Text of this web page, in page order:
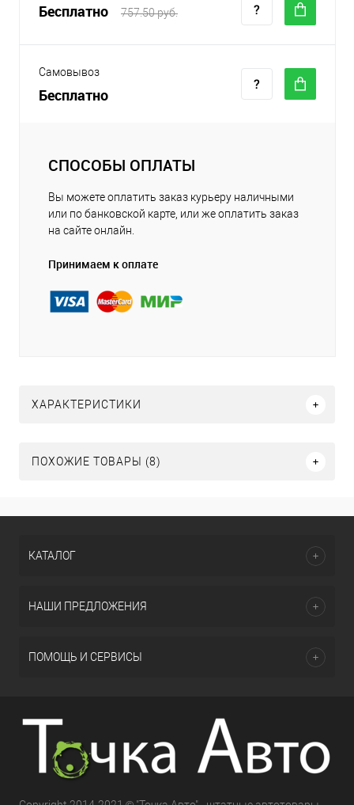
Бесплатно 757.50 руб.
Самовывоз
Бесплатно
СПОСОБЫ ОПЛАТЫ
Вы можете оплатить заказ курьеру наличными
или по банковской карте, или же оплатить заказ
на сайте онлайн.
Принимаем к оплате
ХАРАКТЕРИСТИКИ
ПОХОЖИЕ ТОВАРЫ (8)
КАТАЛОГ
НАШИ ПРЕДЛОЖЕНИЯ
ПОМОЩЬ И СЕРВИСЫ